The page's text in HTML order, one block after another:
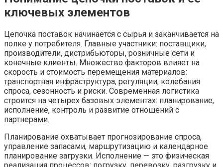
ключевых элементов
Цепочка поставок начинается с сырья и заканчивается на
полке у потребителя. Главные участники: поставщики,
производители, дистрибьюторы, розничные сети и
конечные клиенты. Множество факторов влияет на
скорость и стоимость перемещения материалов:
транспортная инфраструктура, регуляции, колебания
спроса, сезонность и риски. Современная логистика
строится на четырех базовых элементах: планирование,
исполнение, контроль и развитие отношений с
партнерами.
Планирование охватывает прогнозирование спроса,
управление запасами, маршрутизацию и календарное
планирование загрузки. Исполнение — это физическая
реализация процессов: погрузку, перевозку, разгрузку и